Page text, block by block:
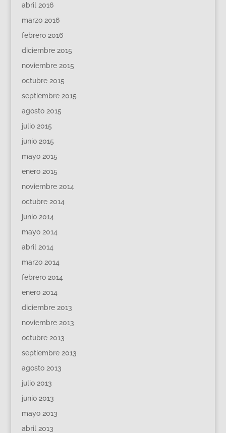
abril 2016
marzo 2016
febrero 2016
diciembre 2015
noviembre 2015
octubre 2015
septiembre 2015
agosto 2015
julio 2015
junio 2015
mayo 2015
enero 2015
noviembre 2014
octubre 2014
junio 2014
mayo 2014
abril 2014
marzo 2014
febrero 2014
enero 2014
diciembre 2013
noviembre 2013
octubre 2013
septiembre 2013
agosto 2013
julio 2013
junio 2013
mayo 2013
abril 2013